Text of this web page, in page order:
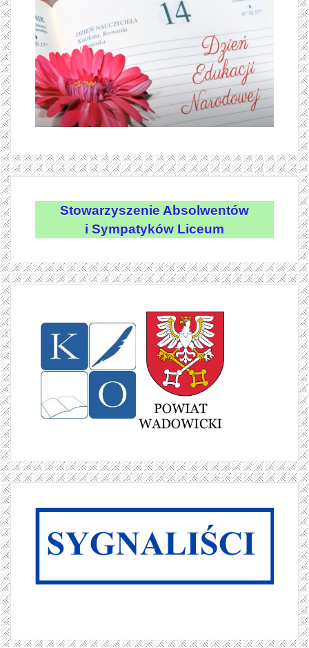
Stowarzyszenie Absolwentów
i Sympatyków Liceum